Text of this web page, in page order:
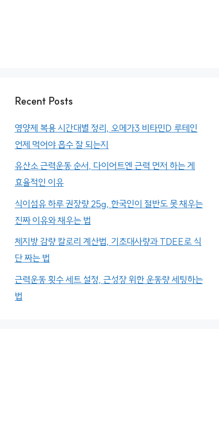
Recent Posts
영양제 복용 시간대별 정리, 오메가3 비타민D 루테인
언제 먹어야 흡수 잘 되는지
유산소 근력운동 순서, 다이어트엔 근력 먼저 하는 게
효율적인 이유
식이섬유 하루 권장량 25g, 한국인이 절반도 못 채우는
진짜 이유와 채우는 법
체지방 감량 칼로리 계산법, 기초대사량과 TDEE로 식
단 짜는 법
근력운동 횟수 세트 설정, 근성장 위한 운동량 세팅하는
법